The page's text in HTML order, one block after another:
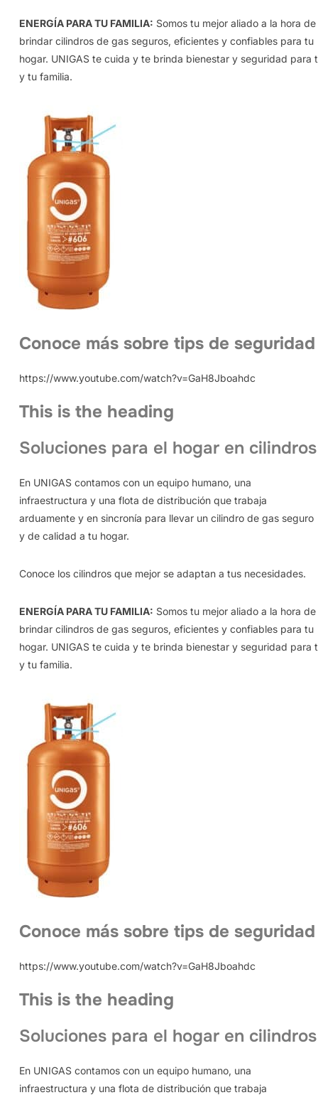
ENERGÍA PARA TU FAMILIA: Somos tu mejor aliado a la hora de
brindar cilindros de gas seguros, eficientes y confiables para tu
hogar. UNIGAS te cuida y te brinda bienestar y seguridad para
y tu familia.
Conoce más sobre tips de seguridad
https://www.youtube.com/watch?v=GaH8Jboahdc
This is the heading
Soluciones para el hogar en cilindros
En UNIGAS contamos con un equipo humano, una
infraestructura y una flota de distribución que trabaja
arduamente y en sincronía para llevar un cilindro de gas seguro
y de calidad a tu hogar.
Conoce los cilindros que mejor se adaptan a tus necesidades.
ENERGÍA PARA TU FAMILIA: Somos tu mejor aliado a la hora de
brindar cilindros de gas seguros, eficientes y confiables para tu
hogar. UNIGAS te cuida y te brinda bienestar y seguridad para
y tu familia.
Conoce más sobre tips de seguridad
https://www.youtube.com/watch?v=GaH8Jboahdc
This is the heading
Soluciones para el hogar en cilindros
En UNIGAS contamos con un equipo humano, una
infraestructura y una flota de distribución que trabaja